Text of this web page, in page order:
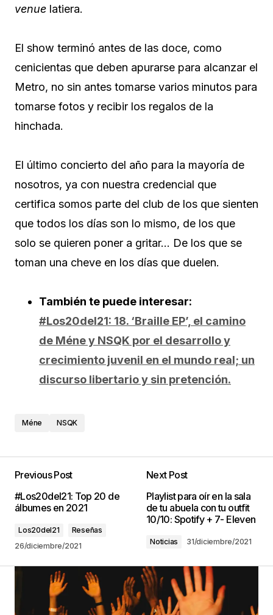
venue latiera.
El show terminó antes de las doce, como
cenicientas que deben apurarse para alcanzar el
Metro, no sin antes tomarse varios minutos para
tomarse fotos y recibir los regalos de la
hinchada.
El último concierto del año para la mayoría de
nosotros, ya con nuestra credencial que
certifica somos parte del club de los que sienten
que todos los días son lo mismo, de los que
solo se quieren poner a gritar… De los que se
toman una cheve en los días que duelen.
También te puede interesar:
#Los20del21: 18. ‘Braille EP’, el camino
de Méne y NSQK por el desarrollo y
crecimiento juvenil en el mundo real; un
discurso libertario y sin pretención.
Méne NSQK
Previous Post
#Los20del21: Top 20 de
álbumes en 2021
Los20del21
Reseñas
26/diciembre/2021
Next Post
Playlist para oír en la sala
de tu abuela con tu outfit
10/10: Spotify + 7- Eleven
Noticias 31/diciembre/2021